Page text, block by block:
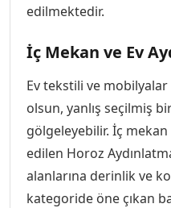
edilmektedir.
İç Mekan ve Ev
Ev tekstili ve
olsun, yanlış seçilmiş bir
gölgeleyebilir. İç
edilen Horoz
alanlarına derinlik ve
kategoride öne çıkan